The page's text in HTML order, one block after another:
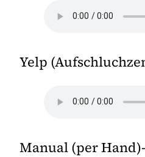
Yelp
Manual (per